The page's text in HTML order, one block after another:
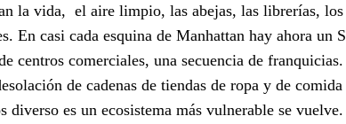
la vida, el aire limpio, las abejas, las librerías,
En casi cada esquina de Manhattan hay ahora un
centros comerciales, una secuencia de
de cadenas de tiendas de ropa y de
es un ecosistema más vulnerable se